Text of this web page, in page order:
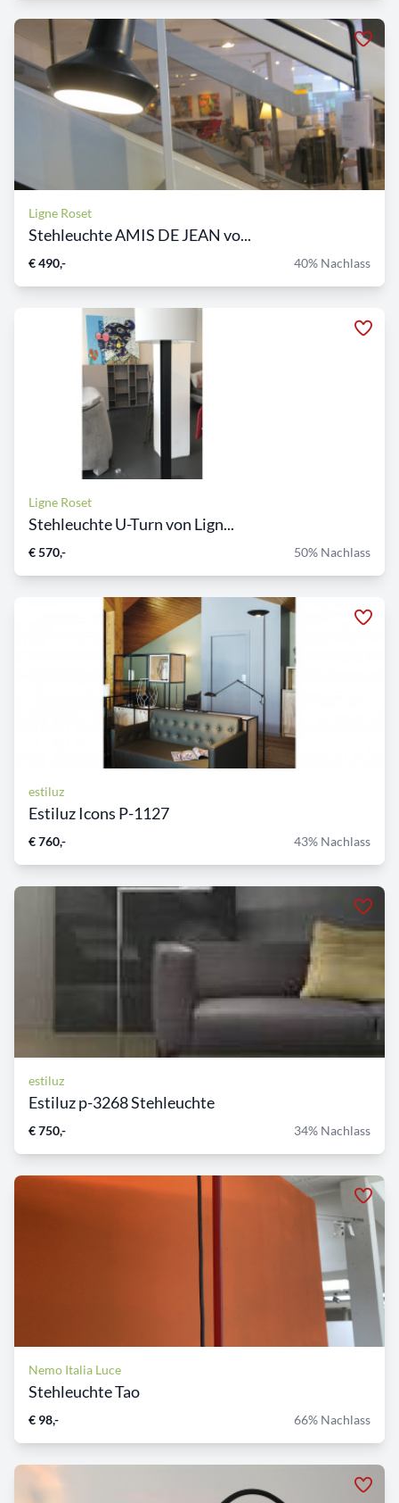
Ligne Roset
Stehleuchte AMIS DE JEAN vo...
€ 490,- 40% Nachlass
Ligne Roset
Stehleuchte U-Turn von Lign...
€ 570,- 50% Nachlass
estiluz
Estiluz Icons P-1127
€ 760,- 43% Nachlass
estiluz
Estiluz p-3268 Stehleuchte
€ 750,- 34% Nachlass
Nemo Italia Luce
Stehleuchte Tao
€ 98,- 66% Nachlass